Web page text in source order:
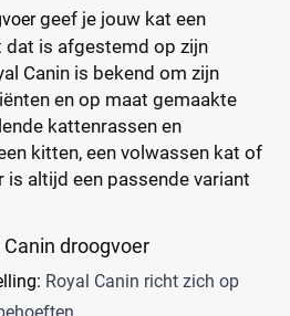
geef je jouw kat een
dat is afgestemd op zijn
Canin is bekend om zijn
en op maat gemaakte
kattenrassen en
kitten, een volwassen kat of
is altijd een passende variant
droogvoer
Royal Canin richt zich op